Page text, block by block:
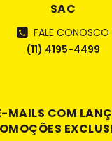
SAC
FALE CONOSCO
(11) 4195-4499
MAILS COM